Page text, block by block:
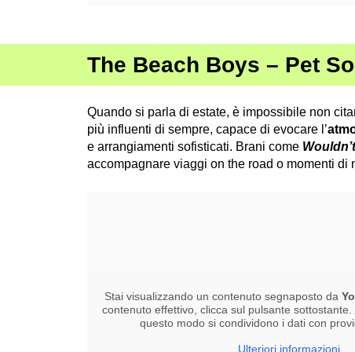
The Beach Boys – Pet
Quando si parla di estate, è impossibile non
più influenti di sempre, capace di evocare l’
e arrangiamenti sofisticati. Brani come
accompagnare viaggi on the road o momenti di
Stai visualizzando un contenuto segnaposto da
contenuto effettivo, clicca sul pulsante
questo modo si condividono i dati con
Ulteriori informazioni